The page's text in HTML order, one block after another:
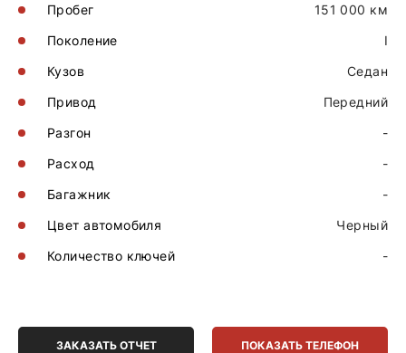
Пробег
151 000 км
Поколение
I
Кузов
Седан
Привод
Передний
Разгон
-
Расход
-
Багажник
-
Цвет автомобиля
Черный
Количество ключей
-
ЗАКАЗАТЬ ОТЧЕТ ПОКАЗАТЬ ТЕЛЕФОН